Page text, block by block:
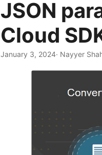
JSON
Cloud
January 3, 2024· Nayyer